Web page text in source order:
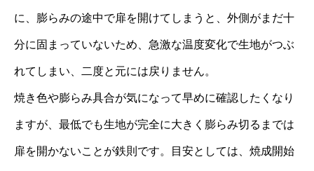
に、膨らみの途中で扉を開けてしまうと、外側がまだ十
分に固まっていないため、急激な温度変化で生地がつぶ
れてしまい、二度と元には戻りません。
焼き色や膨らみ具合が気になって早めに確認したくなり
ますが、最低でも生地が完全に大きく膨らみ切るまでは
扉を開かないことが鉄則です。目安としては、焼成開始